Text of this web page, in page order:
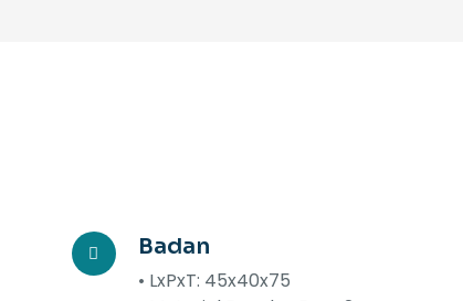
Badan
• LxPxT: 45x40x75